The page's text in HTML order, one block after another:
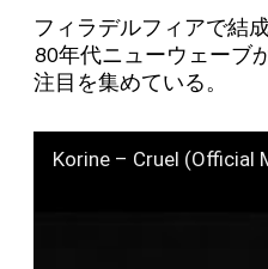
フィラデルフィアで結
80年代ニューウェーブ
注目を集めている。
Korine – Cruel (Official